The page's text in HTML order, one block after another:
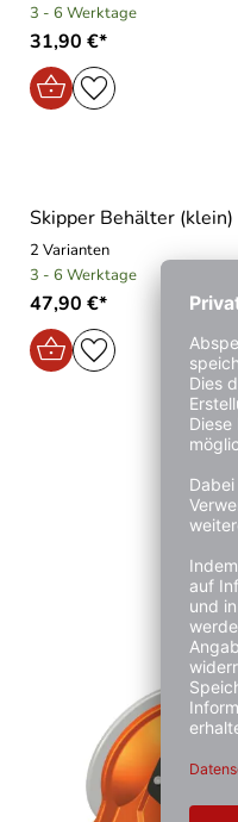
3 - 6 Werktage
31,90 €*
Skipper Behälter (klein)
2 Varianten
3 - 6 Werktage
47,90 €*